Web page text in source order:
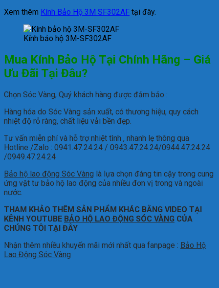
Xem thêm Kính Bảo Hộ 3M SF302AF tại đây.
Kính bảo hộ 3M-SF302AF
Mua Kính Bảo Hộ Tại Chính Hãng – Giá
Ưu Đãi Tại Đâu?
Chọn Sóc Vàng, Quý khách hàng được đảm bảo :
Hàng hóa do Sóc Vàng sản xuất, có thương hiệu, quy cách
nhiệt độ rỏ ràng, chất liệu vải bền đẹp.
Tư vấn miễn phí và hỗ trợ nhiệt tình , nhanh lẹ thông qua
Hotline /Zalo : 0941.47.24.24 / 0943.47.24.24/0944.47.24.24
/0949.47.24.24
Bảo hộ lao động Sóc Vàng là lựa chọn đáng tin cậy trong cung
ứng vật tư bảo hộ lao động của nhiều đơn vị trong và ngoài
nước.
THAM KHẢO THÊM SẢN PHẨM KHÁC BẰNG VIDEO TẠI
KÊNH YOUTUBE BẢO HỘ LAO ĐỘNG SÓC VÀNG CỦA
CHÚNG TÔI TẠI ĐÂY
Nhận thêm nhiều khuyến mãi mới nhất qua fanpage : Bảo Hộ
Lao Động Sóc Vàng